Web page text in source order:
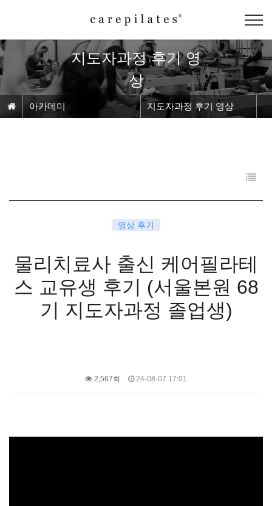
지도자과정 후기 영
상
아카데미 지도자과정 후기 영상
영상 후기
물리치료사 출신 케어필라테
스 교유생 후기 (서울본원 68
기 지도자과정 졸업생)
2,567회 24-08-07 17:01